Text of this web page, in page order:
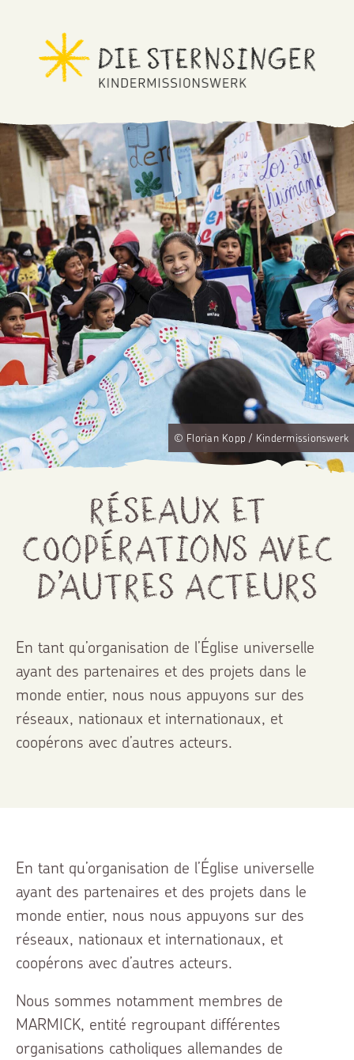
Réseaux et
coopérations avec
d’autres acteurs
En tant qu’organisation de l’Église universelle
ayant des partenaires et des projets dans le
monde entier, nous nous appuyons sur des
réseaux, nationaux et internationaux, et
coopérons avec d’autres acteurs.
© Florian Kopp / Kindermissionswerk
En tant qu’organisation de l’Église universelle
ayant des partenaires et des projets dans le
monde entier, nous nous appuyons sur des
réseaux, nationaux et internationaux, et
coopérons avec d’autres acteurs.
Nous sommes notamment membres de
MARMICK, entité regroupant différentes
organisations catholiques allemandes de